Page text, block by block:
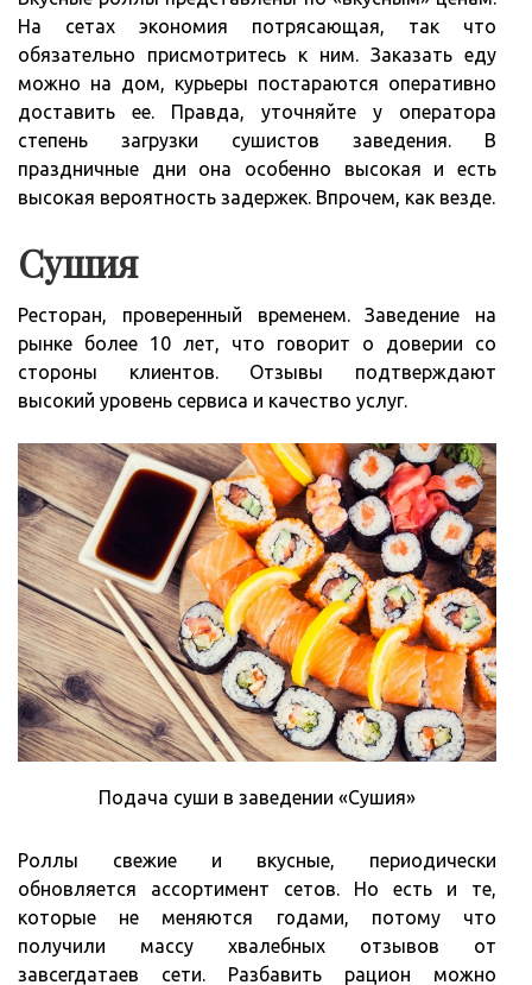
На сетах экономия потрясающая, так что
обязательно присмотритесь к ним. Заказать еду
можно на дом, курьеры постараются оперативно
доставить ее. Правда, уточняйте у оператора
степень загрузки сушистов заведения. В
праздничные дни она особенно высокая и есть
высокая вероятность задержек. Впрочем, как везде.
Сушия
Ресторан, проверенный временем. Заведение на
рынке более 10 лет, что говорит о доверии со
стороны клиентов. Отзывы подтверждают
высокий уровень сервиса и качество услуг.
Подача суши в заведении «Сушия»
Роллы свежие и вкусные, периодически
обновляется ассортимент сетов. Но есть и те,
которые не меняются годами, потому что
получили массу хвалебных отзывов от
завсегдатаев сети. Разбавить рацион можно